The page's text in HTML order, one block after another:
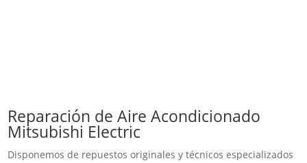
Reparación de Aire Acondicionado
Mitsubishi Electric
Disponemos de repuestos originales y técnicos especializados